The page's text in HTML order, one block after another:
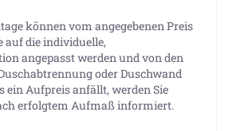
können vom angegebenen Preis
auf die individuelle,
angepasst werden und von den
oder Duschwand
ein Aufpreis anfällt, werden Sie
erfolgtem Aufmaß informiert.